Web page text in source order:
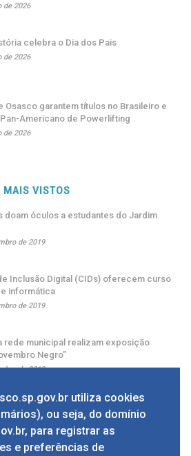
de 2026
celebra o Dia dos Pais
de 2026
Osasco garantem títulos no Brasileiro e
Americano de Powerlifting
de 2026
MAIS VISTOS
doam óculos a estudantes do Jardim
de 2019
Inclusão Digital (CIDs) oferecem curso
informática
de 2019
rede municipal realizam exposição
Negro”
de 2019
ao prefeito sugestão de alíquota
de 2019
utiliza cookies
ou seja, do domínio
para registrar as
e preferências de